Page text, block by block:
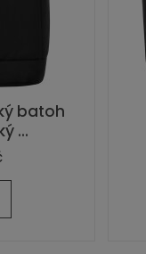
batoh
...